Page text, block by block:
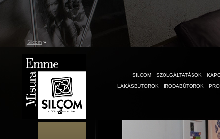
Silcom »
SILCOM SZOLGÁLTATÁSOK
LAKÁSBÚTOROK IRODABÚTOROK